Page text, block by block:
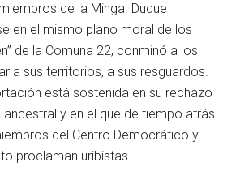
de la Minga. Duque
en el mismo plano moral de los
de la Comuna 22, conminó a los
a sus territorios, a sus resguardos.
está sostenida en su rechazo
ancestral y en el que de tiempo atrás
del Centro Democrático y
proclaman uribistas.